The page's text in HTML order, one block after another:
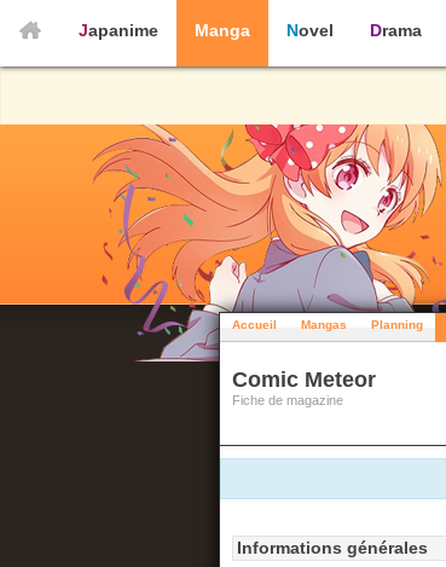
Japanime Manga Novel Drama
Accueil Mangas Planning
Comic Meteor
Fiche de magazine
Informations générales